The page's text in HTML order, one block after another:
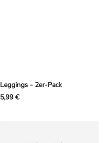
Leggings - 2er-Pack
5,99 €